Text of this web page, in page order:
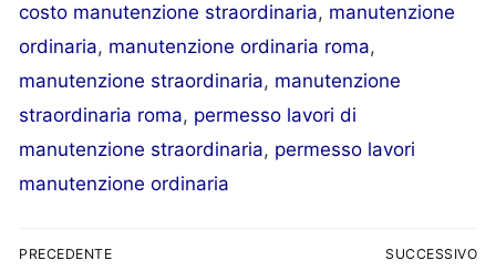
costo manutenzione straordinaria, manutenzione
ordinaria, manutenzione ordinaria roma,
manutenzione straordinaria, manutenzione
straordinaria roma, permesso lavori di
manutenzione straordinaria, permesso lavori
manutenzione ordinaria
PRECEDENTE SUCCESSIVO